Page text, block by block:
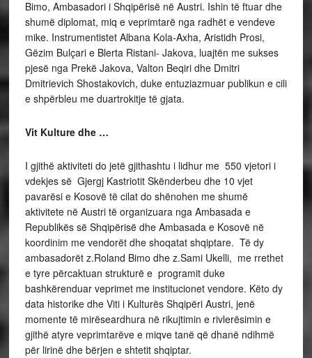
Bimo, Ambasadori i Shqipërisë në Austri. Ishin të ftuar dhe
shumë diplomat, miq e veprimtarë nga radhët e vendeve
mike. Instrumentistet Albana Kola-Axha, Aristidh Prosi,
Gëzim Bulçari e Blerta Ristani- Jakova, luajtën me sukses
pjesë nga Prekë Jakova, Valton Beqiri dhe Dmitri
Dmitrievich Shostakovich, duke entuziazmuar publikun e cili
e shpërbleu me duartrokitje të gjata.
Vit Kulture dhe …
I gjithë aktiviteti do jetë gjithashtu i lidhur me 550 vjetori i
vdekjes së Gjergj Kastriotit Skënderbeu dhe 10 vjet
pavarësi e Kosovë të cilat do shënohen me shumë
aktivitete në Austri të organizuara nga Ambasada e
Republikës së Shqipërisë dhe Ambasada e Kosovë në
koordinim me vendorët dhe shoqatat shqiptare. Të dy
ambasadorët z.Roland Bimo dhe z.Sami Ukelli, me rrethet
e tyre përcaktuan strukturë e programit duke
bashkërenduar veprimet me institucionet vendore. Këto dy
data historike dhe Viti i Kulturës Shqipëri Austri, jenë
momente të mirëseardhura në rikujtimin e rivlerësimin e
gjithë atyre veprimtarëve e miqve tanë që dhanë ndihmë
për lirinë dhe bërjen e shtetit shqiptar.